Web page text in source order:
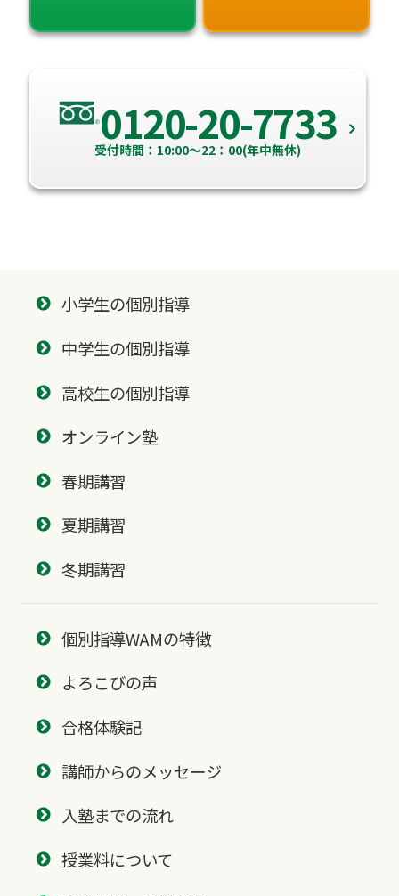
0120-20-7733
受付時間：10:00～22：00(年中無休)
小学生の個別指導
中学生の個別指導
高校生の個別指導
オンライン塾
春期講習
夏期講習
冬期講習
個別指導WAMの特徴
よろこびの声
合格体験記
講師からのメッセージ
入塾までの流れ
授業料について